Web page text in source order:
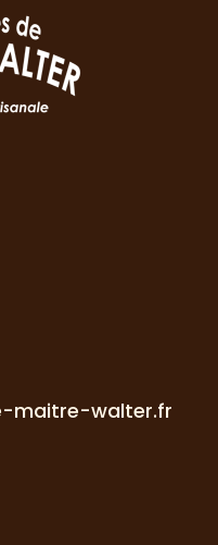
maitre-walter.fr